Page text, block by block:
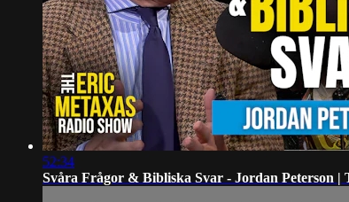
52:34
Svåra Frågor & Bibliska Svar - Jordan Peterson |